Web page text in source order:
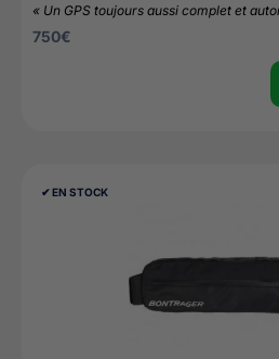
« Un GPS toujours aussi complet et
750€
✔︎ EN STOCK